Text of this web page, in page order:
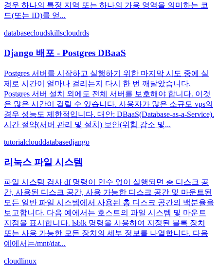
경우 하나의 특정 지역 또는 하나의 가용 영역을 의미하는 코
드(또는 ID)를 얻...
databasecloudskillscloudrds
Django 배포 - Postgres DBaaS
Postgres 서버를 시작하고 실행하기 위한 마지막 시도 중에 실
제로 시간이 얼마나 걸리는지 다시 한 번 깨달았습니다.
Postgres 서버 설치 외에도 전체 서버를 보호해야 합니다. 이것
은 많은 시간이 걸릴 수 있습니다. 사용자가 많은 소규모 vps의
경우 성능도 제한적입니다. 대안: DBaaS(Database-as-a-Service).
시간 절약(서버 관리 및 설치) 보안(위험 감소 및...
tutorialclouddatabasedjango
리눅스 파일 시스템
파일 시스템 검사 df 명령이 인수 없이 실행되면 총 디스크 공
간, 사용된 디스크 공간, 사용 가능한 디스크 공간 및 마운트된
모든 일반 파일 시스템에서 사용된 총 디스크 공간의 백분율을
보고합니다. 다음 예에서는 호스트의 파일 시스템 및 마운트
지점을 표시합니다. lsblk 명령을 사용하여 지정된 블록 장치
또는 사용 가능한 모든 장치의 세부 정보를 나열합니다. 다음
예에서는/mnt/dat...
cloudlinux